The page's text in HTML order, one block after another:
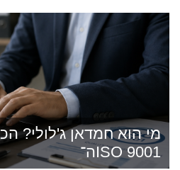
מי הוא חמדאן ג'לולי?
ה־ISO 9001